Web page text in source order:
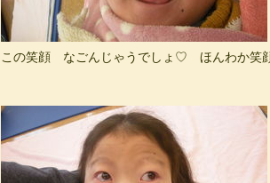
この笑顔 なごんじゃうでしょ♡ ほんわか笑